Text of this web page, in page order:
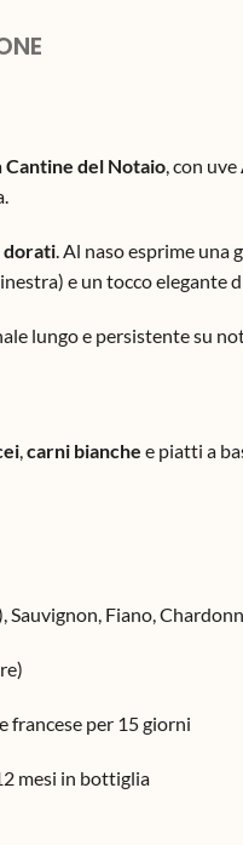
Cantine del Notaio , con uve
dorati . Al naso esprime
e un tocco elegante
lungo e persistente su
carni bianche e piatti a
Fiano,
francese per 15 giorni
mesi in bottiglia